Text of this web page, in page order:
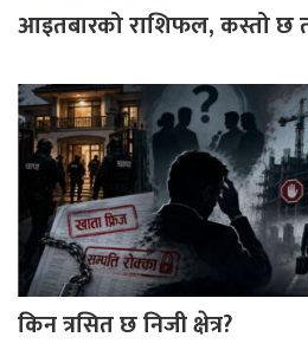
आइतबारको राशिफल, कस्तो छ
किन त्रसित छ निजी क्षेत्र?